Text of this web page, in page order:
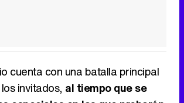
cuenta con una batalla principal
invitados, al tiempo que se